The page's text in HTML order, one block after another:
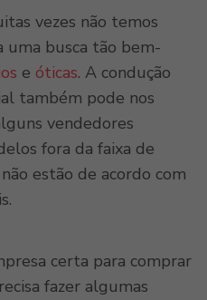
vezes não temos
uma busca tão bem-
e óticas. A condução
também pode nos
vendedores
fora da faixa de
estão de acordo com
certa para comprar
fazer algumas